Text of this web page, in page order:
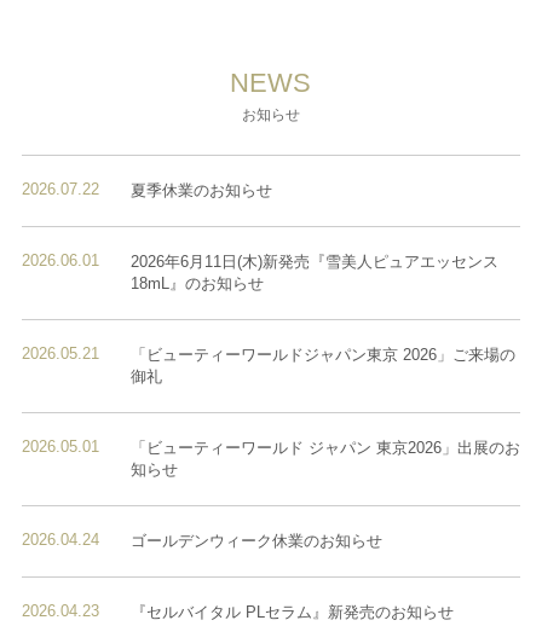
NEWS
お知らせ
2026.07.22 夏季休業のお知らせ
2026.06.01
2026年6月11日(木)新発売『雪美人ピュアエッセンス
18mL』のお知らせ
2026.05.21
「ビューティーワールドジャパン東京 2026」ご来場の
御礼
2026.05.01
「ビューティーワールド ジャパン 東京2026」出展のお
知らせ
2026.04.24 ゴールデンウィーク休業のお知らせ
2026.04.23 『セルバイタル PLセラム』新発売のお知らせ